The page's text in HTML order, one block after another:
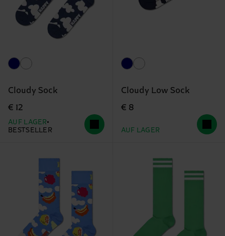
Cloudy Sock
€ 12
AUF LAGER
BESTSELLER
Cloudy Low Sock
€ 8
AUF LAGER